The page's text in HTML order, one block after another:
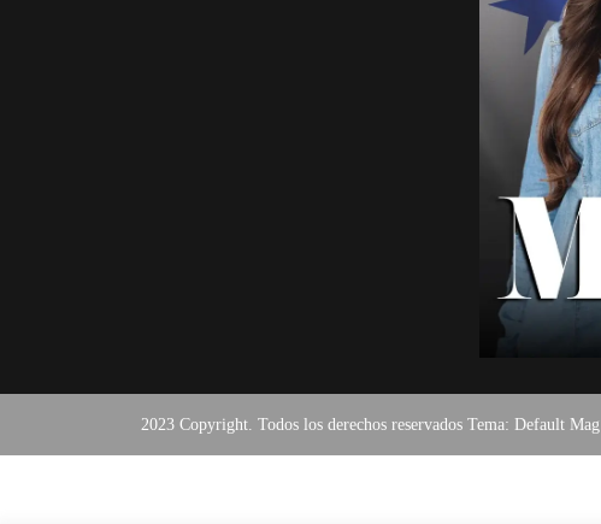
2023 Copyright. Todos los derechos reservados Tema: Default